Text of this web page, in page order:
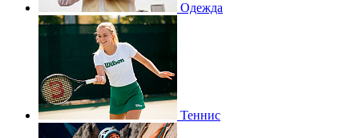
Одежда
Теннис